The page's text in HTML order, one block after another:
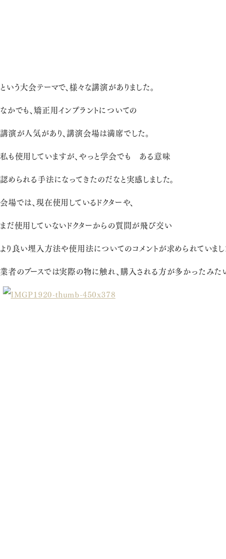
という大会テーマで、様々な講演がありました。
なかでも、矯正用インプラントについての
講演が人気があり、講演会場は満席でした。
私も使用していますが、やっと学会でも ある意味
認められる手法になってきたのだなと実感しました。
会場では、現在使用しているドクターや、
まだ使用していないドクターからの質問が飛び交い
より良い埋入方法や使用法についてのコメントが求められていまし
業者のブースでは実際の物に触れ、購入される方が多かったみた